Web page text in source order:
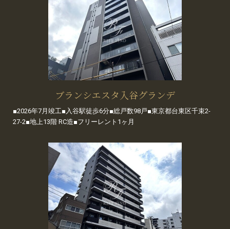
ブランシエスタ入谷グランデ
■2026年7月竣工■入谷駅徒歩6分■総戸数98戸■東京都台東区千束2-
27-2■地上13階 RC造■フリーレント1ヶ月